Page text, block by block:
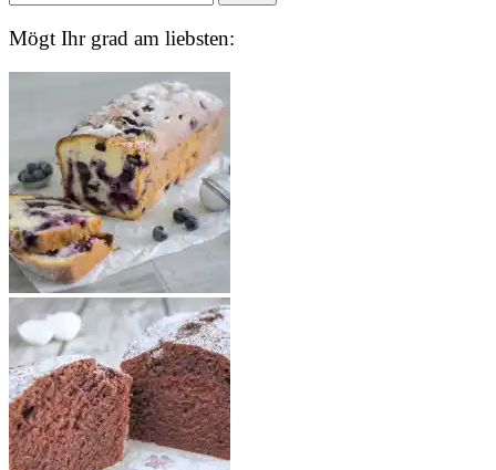
Mögt Ihr grad am liebsten: